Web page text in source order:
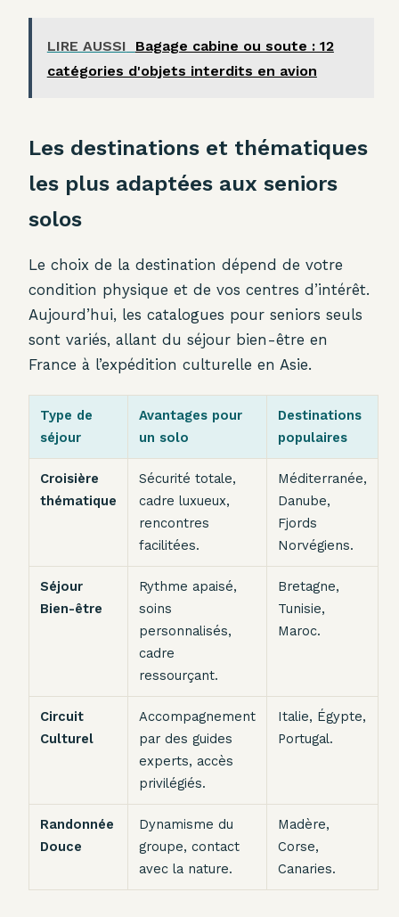
LIRE AUSSI
Bagage cabine ou soute : 12
catégories d'objets interdits en avion
Les destinations et thématiques
les plus adaptées aux seniors
solos
Le choix de la destination dépend de votre
condition physique et de vos centres d’intérêt.
Aujourd’hui, les catalogues pour seniors seuls
sont variés, allant du séjour bien-être en
France à l’expédition culturelle en Asie.
Type de
séjour
Avantages pour
un solo
Destinations
populaires
Croisière
thématique
Sécurité totale,
cadre luxueux,
rencontres
facilitées.
Méditerranée,
Danube,
Fjords
Norvégiens.
Séjour
Bien-être
Rythme apaisé,
soins
personnalisés,
cadre
ressourçant.
Bretagne,
Tunisie,
Maroc.
Circuit
Culturel
Accompagnement
par des guides
experts, accès
privilégiés.
Italie, Égypte,
Portugal.
Randonnée
Douce
Dynamisme du
groupe, contact
avec la nature.
Madère,
Corse,
Canaries.